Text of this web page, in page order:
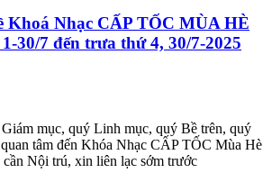
Khoá Nhạc CẤP TỐC MÙA HÈ
30/7 đến trưa thứ 4, 30/7-2025
mục, quý Linh mục, quý Bề trên, quý
tâm đến Khóa Nhạc CẤP TỐC Mùa Hè
Nội trú, xin liên lạc sớm trước